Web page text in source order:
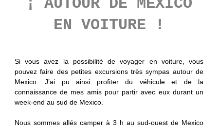
¡ AUTOUR DE MEXICO
EN VOITURE !
Si vous avez la possibilité de voyager en voiture, vous
pouvez faire des petites excursions très sympas autour de
Mexico. J’ai pu ainsi profiter du véhicule et de la
connaissance de mes amis pour partir avec eux durant un
week-end au sud de Mexico.
Nous sommes allés camper à 3 h au sud-ouest de Mexico